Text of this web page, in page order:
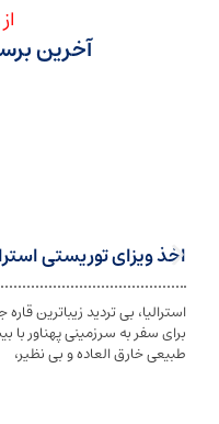
آخرین
اخذ ویزای توریستی
استرالیا، بی تردید زیباترین
برای سفر به سرزمینی پهناور
طبیعی خارق العاده و بی نظیر،